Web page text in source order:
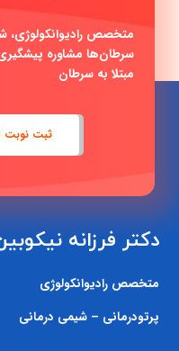
متخصص رادیوانکولوژی،
سرطان‌ها مشاوره
مبتلا به سرطان
ثبت نوبت
دکتر فرزانه
متخصص رادیوانکولوژی
پرتودرمانی – شیمی درمانی